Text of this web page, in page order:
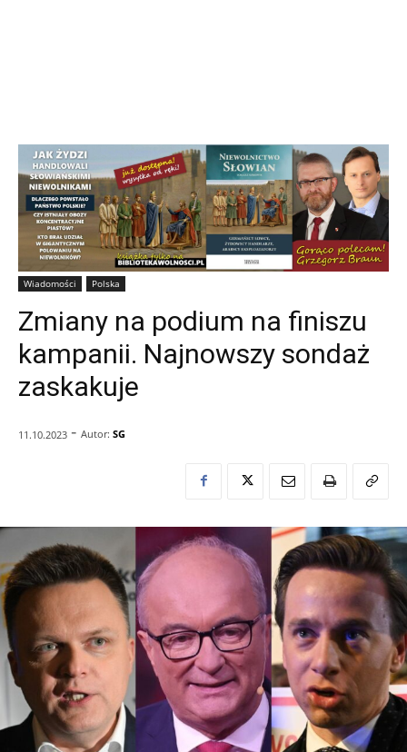
Wiadomości Polska
Zmiany na podium na finiszu
kampanii. Najnowszy sondaż
zaskakuje
11.10.2023 - Autor: SG